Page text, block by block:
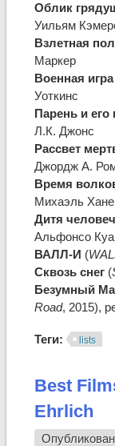
Облик
Уильям
Взлетная
Маркер
Военная игра
Уоткинс
Парень и его
Л.К. Джонс
Рассвет
Джордж А.
Время
Михаэль
Дитя
Альфонсо
ВАЛЛ-И (
Сквозь снег(
Безумный
Road, 2015),
Теги: lists
Best
Ehrlich